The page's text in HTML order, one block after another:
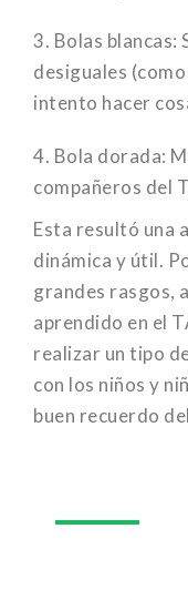
3. Bolas blancas:
desiguales
intento hacer
4. Bola dorada:
compañeros del
Esta resultó una
dinámica y útil.
grandes rasgos,
aprendido en el
realizar un tipo
con los niños y
buen recuerdo